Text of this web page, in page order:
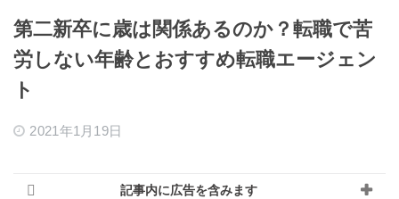
第二新卒に歳は関係あるのか？転職で苦
労しない年齢とおすすめ転職エージェン
ト
2021年1月19日
記事内に広告を含みます